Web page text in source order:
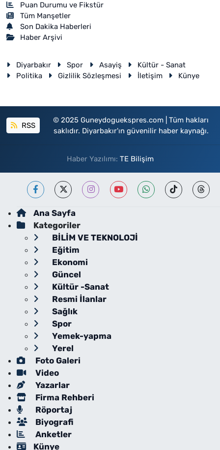
Puan Durumu ve Fikstür
Tüm Manşetler
Son Dakika Haberleri
Haber Arşivi
Diyarbakır Spor Asayiş
Kültür - Sanat
Politika
Gizlilik Sözleşmesi İletişim Künye
RSS
© 2025 Guneydoguekspres.com | Tüm hakları
saklıdır. Diyarbakır'ın güvenilir haber kaynağı.
Haber Yazılımı: TE Bilişim
Ana Sayfa
Kategoriler
BİLİM VE TEKNOLOJİ
Eğitim
Ekonomi
Güncel
Kültür -Sanat
Resmi İlanlar
Sağlık
Spor
Yemek-yapma
Yerel
Foto Galeri
Video
Yazarlar
Firma Rehberi
Röportaj
Biyografi
Anketler
Künye